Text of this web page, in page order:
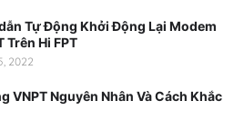
Tự Động Khởi Động Lại Modem
Trên Hi FPT
2022
VNPT Nguyên Nhân Và Cách Khắc